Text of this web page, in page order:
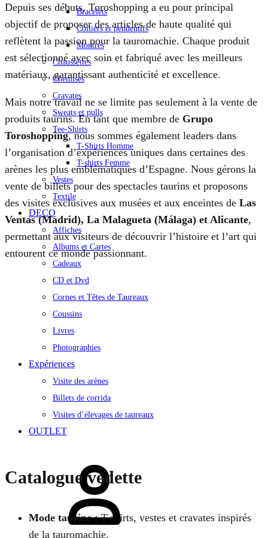
Bracelets
Colliers et pendentifs
Montres
Chaussettes
Chemises
Cravates
Sweats et pulls
Tee-Shirts
T-Shirts Homme
T-shirts Femme
Vestes
Textile
DECO
Affiches
Albums et Cartes
Cadeaux
CD et Dvd
Cornes et Têtes de Taureaux
Coussins
Livres
Photographies
Expériences
Visite des arènes
Billets de corrida
Visites d’élevages de taureaux
OUTLET
Depuis ses débuts, Toroshopping a eu pour principal
objectif de proposer des articles de haute qualité qui
reflètent la passion pour la tauromachie. Chaque produit
est sélectionné avec soin et fabriqué avec les meilleurs
matériaux, garantissant authenticité et excellence.
Mais notre travail ne se limite pas seulement à la vente de
produits taurins. En tant que membre de Grupo
Toroshopping, nous sommes également leaders dans
l’organisation d’expériences uniques dans certaines des
arènes les plus emblématiques d’Espagne. Nous gérons la
vente de billets pour des spectacles taurins et proposons
des visites exclusives aux musées et aux enceintes de Las
Ventas (Madrid), La Malagueta (Málaga) et Alicante,
permettant aux visiteurs de découvrir l’histoire et l’art qui
entourent ce monde passionnant.
Catalogue vedette
Mode taurine :T-shirts, vestes et cravates inspirés
de la tauromachie.